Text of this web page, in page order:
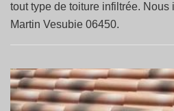
tout type de toiture infiltrée. Nous
Martin Vesubie 06450.